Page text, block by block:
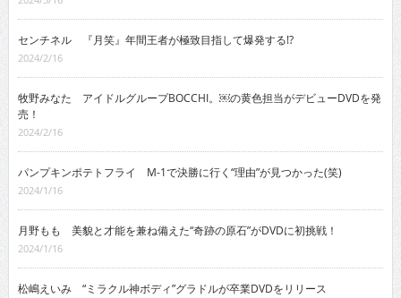
センチネル 『月笑』年間王者が極致目指して爆発する!?
2024/2/16
牧野みなた アイドルグループBOCCHI。￼の黄色担当がデビューDVDを発
売！
2024/2/16
パンプキンポテトフライ M-1で決勝に行く“理由”が見つかった(笑)
2024/1/16
月野もも 美貌と才能を兼ね備えた“奇跡の原石”がDVDに初挑戦！
2024/1/16
松嶋えいみ “ミラクル神ボディ”グラドルが卒業DVDをリリース